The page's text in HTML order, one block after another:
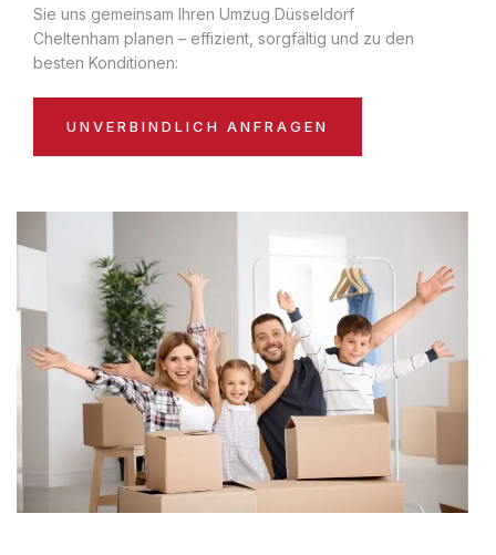
Sie uns gemeinsam Ihren Umzug Düsseldorf
Cheltenham planen – effizient, sorgfältig und zu den
besten Konditionen:
UNVERBINDLICH ANFRAGEN